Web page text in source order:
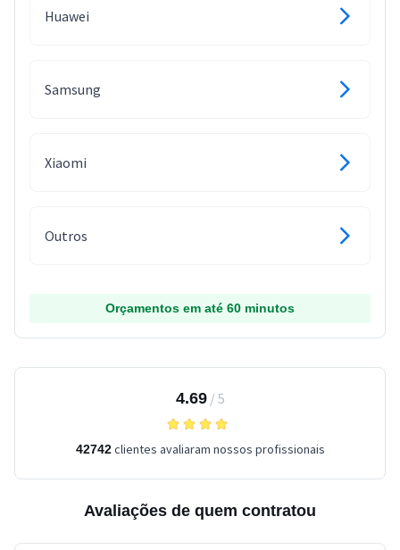
Huawei
Samsung
Xiaomi
Outros
Orçamentos em até 60 minutos
4.69/ 5
42742clientes avaliaram nossos profissionais
Avaliações de quem contratou